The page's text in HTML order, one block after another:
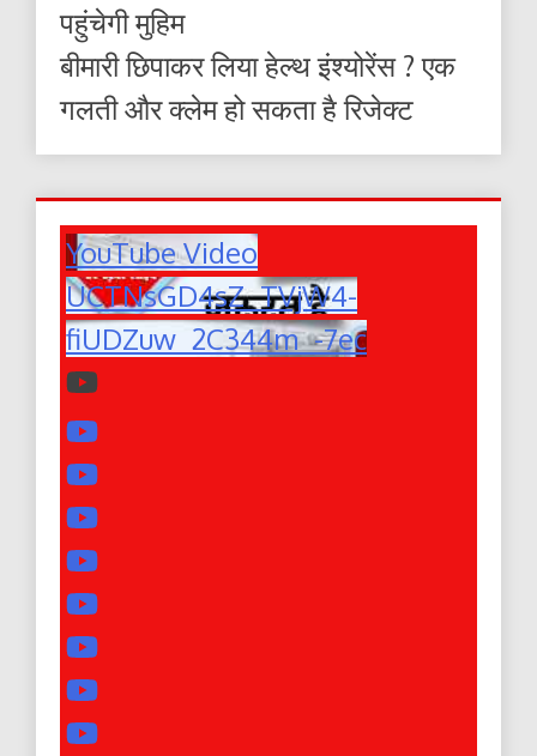
पहुंचेगी मुहिम
बीमारी छिपाकर लिया हेल्थ इंश्योरेंस ? एक
गलती और क्लेम हो सकता है रिजेक्ट
YouTube Video
UCTNsGD4sZ_TVjW4-
fiUDZuw_2C344m_-7ec